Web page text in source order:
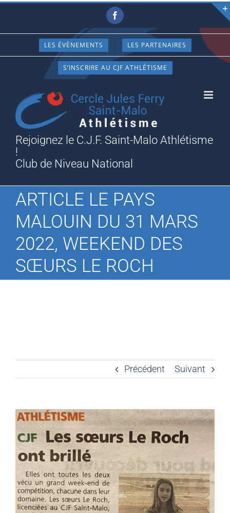
Passer
contenu
Facebook
LES ÉVÈNEMENTS LES PARTENAIRES
S’INSCRIRE AU CJF ATHLÉTISME
Rejoignez le C.J.F. Saint-Malo Athlétisme
!
Club de Niveau National
ARTICLE LE PAYS
MALOUIN DU 31 MARS
2022, WEEKEND DES
SŒURS LE ROCH
Précédent Suivant